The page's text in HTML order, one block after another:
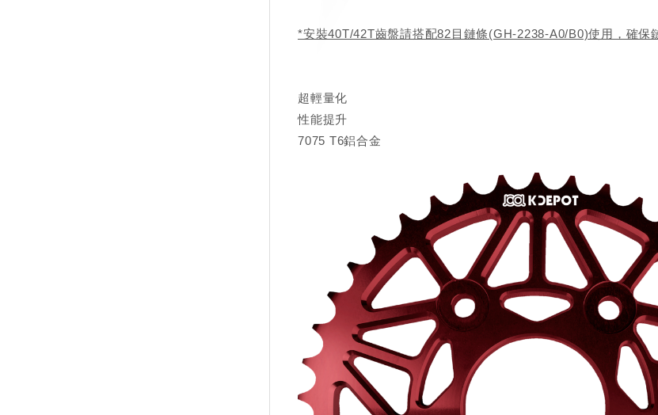
*安裝40T/42T齒盤請搭配82目鏈條(GH-2238-A0/B0)使用，確保
超輕量化
性能提升
7075 T6鋁合金